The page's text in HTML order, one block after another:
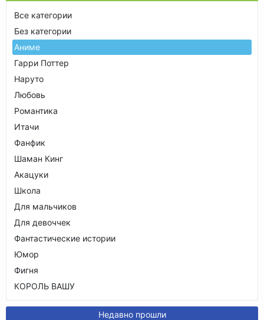
Все категории
Без категории
Аниме
Гарри Поттер
Наруто
Любовь
Романтика
Итачи
Фанфик
Шаман Кинг
Акацуки
Школа
Для мальчиков
Для девоччек
Фантастические истории
Юмор
Фигня
КОРОЛЬ ВАШУ
Недавно прошли